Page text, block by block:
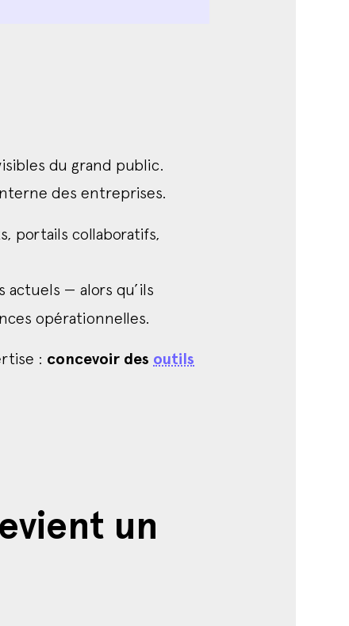
du grand public.
des entreprises.
portails collaboratifs,
actuels — alors qu’ils
opérationnelles.
: concevoir des outils
un